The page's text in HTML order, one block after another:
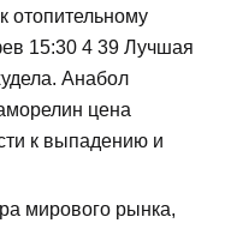
отопительному
15:30 4 39 Лучшая
Анабол
цена
к выпадению и
мирового рынка,